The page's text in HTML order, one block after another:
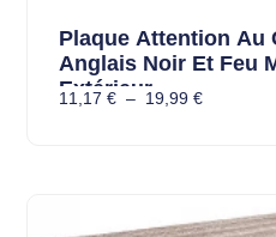
Plaque Attention Au
Anglais Noir Et Feu
Extérieur
11,17 € – 19,99 €